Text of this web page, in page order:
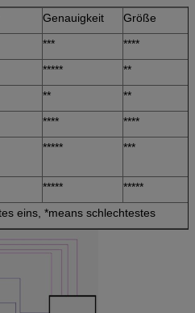
Genauigkeit
Größe
***
****
*****
**
**
**
****
****
***** ***
*****
*****
eins, *means schlechtestes